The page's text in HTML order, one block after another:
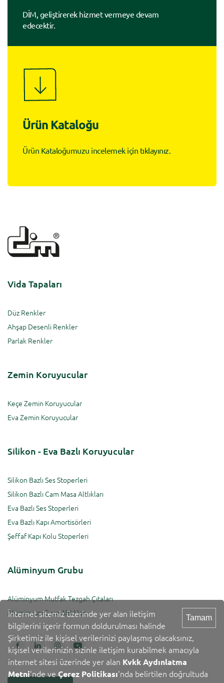
DİM, geliştirerek hizmet vermeye devam
edecektir.
Ürün Kataloğu
Ürün Kataloğumuzu incelemek için tıklayınız.
Vida Tapaları
Düz Renkler
Ahşap Desenli Renkler
Parlak Renkler
Zemin Koruyucular
Keçe Zemin Koruyucular
Eva Zemin Koruyucular
Silikon - Eva Bazlı Koruyucular
Silikon Bazlı Ses Stoperleri
Silikon Bazlı Cam Masa Altlıkları
Eva Bazlı Ses Stoperleri
Eva Bazlı Kapı Amortisörleri
Şeffaf Kapı Kolu Stoperleri
Alüminyum Grubu
Alüminyum Mutfak Tezgah Çıtaları
Alüminyum Evye Altlıkları
Tamam
İnternet sitemiz üzerinde yer alan iletişim
bilgilerini içerir formun doldurulması halinde
Şirketimiz ile kişisel verilerinizi paylaşmış olacaksınız,
kişisel verilerinizin sizinle iletişim kurabilmek amacıyla
internet sitesi üzerinde yer alan Kvkk Aydınlatma
Metni’nde ve Çerez Politikası'nda belirtilen doğrultuda